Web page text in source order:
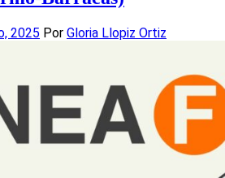
2025 Por Gloria Llopiz Ortiz